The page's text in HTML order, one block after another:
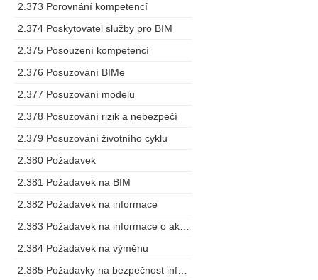
2.373 Porovnání kompetencí
2.374 Poskytovatel služby pro BIM
2.375 Posouzení kompetencí
2.376 Posuzování BIMe
2.377 Posuzování modelu
2.378 Posuzování rizik a nebezpečí
2.379 Posuzování životního cyklu
2.380 Požadavek
2.381 Požadavek na BIM
2.382 Požadavek na informace
2.384 Požadavek na výměnu